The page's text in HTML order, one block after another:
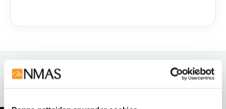
Relaterte produkter